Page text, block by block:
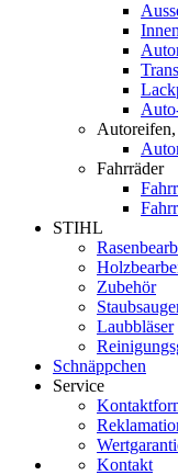
Autoreifen,
Fahrräder
STIHL
Zubehör
Laubbläser
Schnäppchen
Service
Kontakt